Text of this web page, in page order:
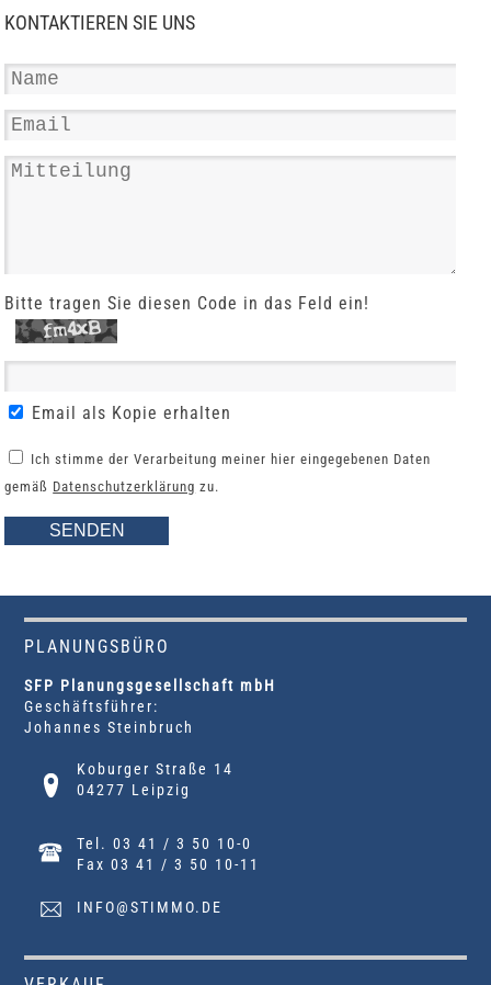
KONTAKTIEREN SIE UNS
Bitte tragen Sie diesen Code in das Feld ein!
Email als Kopie erhalten
Ich stimme der Verarbeitung meiner hier eingegebenen Daten
gemäß Datenschutzerklärung zu.
PLANUNGSBÜRO
SFP Planungsgesellschaft mbH
Geschäftsführer:
Johannes Steinbruch
Koburger Straße 14
04277 Leipzig
Tel. 03 41 / 3 50 10-0
Fax 03 41 / 3 50 10-11
INFO@STIMMO.DE